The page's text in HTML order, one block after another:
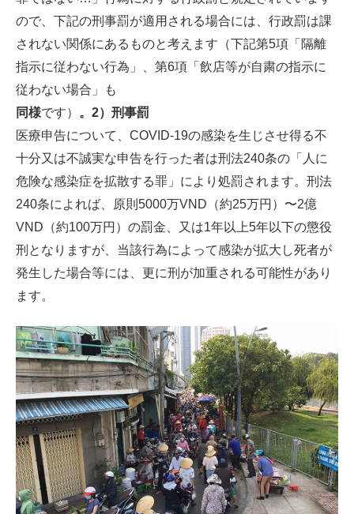
ので、下記の刑事罰が適用される場合には、行政罰は課
されない関係にあるものと考えます（下記第5項「隔離
指示に従わない行為」、第6項「飲店等が自粛の指示に
従わない場合」も
同様です） 。2）刑事罰
医療申告について、COVID-19の感染を生じさせ得る不
十分又は不誠実な申告を行った者は刑法240条の「人に
危険な感染症を拡散する罪」により処罰されます。刑法
240条によれば、原則5000万VND（約25万円）〜2億
VND（約100万円）の罰金、又は1年以上5年以下の懲役
刑となりますが、当該行為によって感染が拡大し死者が
発生した場合等には、更に刑が加重される可能性があり
ます。